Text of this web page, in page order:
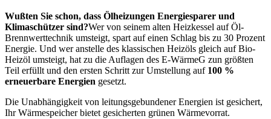
Wußten Sie schon, dass Ölheizungen Energiesparer und
Klimaschützer sind?Wer von seinem alten Heizkessel auf Öl-
Brennwerttechnik umsteigt, spart auf einen Schlag bis zu 30 Prozent
Energie. Und wer anstelle des klassischen Heizöls gleich auf Bio-
Heizöl umsteigt, hat zu die Auflagen des E-WärmeG zun größten
Teil erfüllt und den ersten Schritt zur Umstellung auf 100 %
erneuerbare Energien gesetzt.
Die Unabhängigkeit von leitungsgebundener Energien ist gesichert,
Ihr Wärmespeicher bietet gesicherten grünen Wärmevorrat.